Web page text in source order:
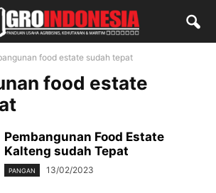
food estate sudah tepat
food estate
Pembangunan Food Estate
Kalteng sudah Tepat
PANGAN 13/02/2023